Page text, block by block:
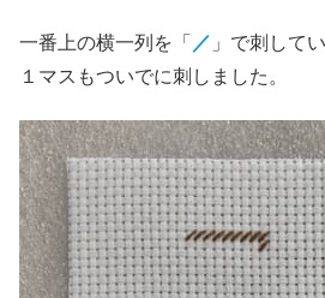
一番上の横一列を「 ／ 」で刺して
１マスもついでに刺しました。